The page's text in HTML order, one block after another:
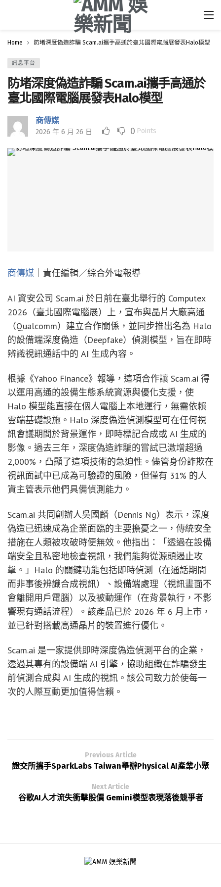
Home 防堵深度偽造詐騙 Scam.ai攜手高通於臺北國際電腦展發表Halo模型
訊息平台
防堵深度偽造詐騙 Scam.ai攜手高通於
臺北國際電腦展發表Halo模型
商傳媒
2026 年 6 月 26 日 0 Points
商傳媒 ｜責任編輯／綜合外電報導
AI 資安公司 Scam.ai 於日前在臺北舉行的 Computex
2026（臺北國際電腦展）上，宣布與晶片大廠高通
（Qualcomm）建立合作關係，並同步推出名為 Halo
的設備端深度偽造（Deepfake）偵測模型，旨在即時
辨識視訊通話中的 AI 生成內容。
根據《Yahoo Finance》報導，這項合作讓 Scam.ai 得
以運用高通的設備生態系統資源與優化支援，使
Halo 模型能直接在個人電腦上本地運行，無需依賴
雲端基礎設施。Halo 深度偽造偵測模型可在任何視
訊會議期間於背景運作，即時標記合成或 AI 生成的
影像。過去三年，深度偽造詐騙的嘗試已激增超過
2,000%，凸顯了這項技術的急迫性。儘管身份詐欺在
視訊面試中已成為可驗證的風險，但僅有 31% 的人
資主管表示他們具備偵測能力。
Scam.ai 共同創辦人吳國麟（Dennis Ng）表示，深度
偽造已迅速成為企業面臨的主要擔憂之一，傳統安全
措施在人類被攻破時便無效。他指出：「透過在設備
端安全且私密地檢查視訊，我們能夠從源頭遏止攻
擊。」Halo 的關鍵功能包括即時偵測（在通話期間
而非事後辨識合成視訊）、設備端處理（視訊畫面不
會離開用戶電腦）以及被動運作（在背景執行，不影
響現有通話流程）。該產品已於 2026 年 6 月上市，
並已針對搭載高通晶片的裝置進行優化。
Scam.ai 是一家提供即時深度偽造偵測平台的企業，
透過其專有的設備端 AI 引擎，協助組織在詐騙發生
前偵測合成與 AI 生成的視訊。該公司致力於使每一
次的人際互動更加值得信賴。
Previous Article
證交所攜手SparkLabs Taiwan舉辦Physical AI產業小聚
Next Article
谷歌AI人才流失衝擊股價 Gemini模型表現落後競爭者